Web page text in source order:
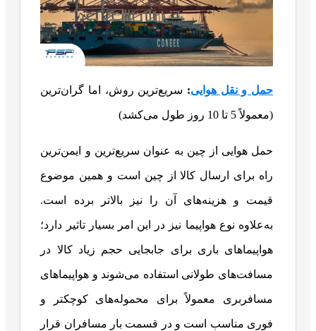
حمل و نقل هوایی: سریع‌ترین روش، اما گران‌ترین
(معمولاً 5 تا 10 روز طول می‌کشد)
حمل هوایی از چین به عنوان سریع‌ترین و ایمن‌ترین
راه برای ارسال کالا از چین است و همین موضوع
قیمت و هزینه‌های آن را نیز بالاتر برده است.
به‌علاوه نوع هواپیما نیز در این امر بسیار تاثیر دارد؛
هواپیماهای باری برای جابجایی حجم زیاد کالا در
مسافت‌های طولانی استفاده می‌شوند و هواپیماهای
مسافربری معمولاً برای محموله‌های کوچکتر و
فوری مناسب است و در قسمت بار مسافران قرار